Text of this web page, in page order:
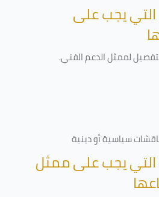
التي يجب على
لممثل الدعم الفني.
سياسية أو دينية
التي يجب على ممثل